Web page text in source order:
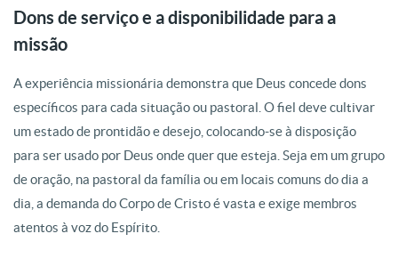
Dons de serviço e a disponibilidade para a
missão
A experiência missionária demonstra que Deus concede dons
específicos para cada situação ou pastoral. O fiel deve cultivar
um estado de prontidão e desejo, colocando-se à disposição
para ser usado por Deus onde quer que esteja. Seja em um grupo
de oração, na pastoral da família ou em locais comuns do dia a
dia, a demanda do Corpo de Cristo é vasta e exige membros
atentos à voz do Espírito.